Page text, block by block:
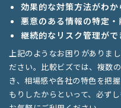
効果的な対策方法がわか
悪意のある情報の特定
継続的なリスク管理が
上記のようなお困りがありま
ださい。比較ビズでは、複数
き、相場感や各社の特色を把
もりしたからといって、必ず